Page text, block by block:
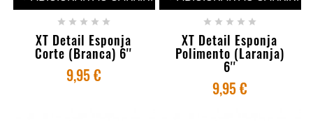
    
XT Detail Esponja
Corte (Branca) 6''
9,95 €
    
XT Detail Esponja
Polimento (Laranja)
6''
9,95 €